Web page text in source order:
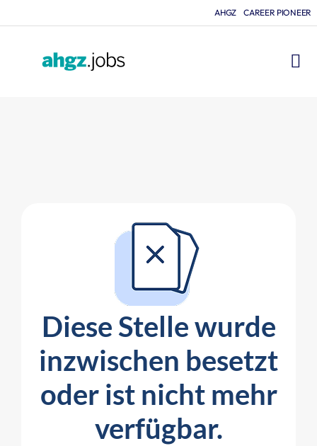
AHGZ CAREER PIONEER
Diese Stelle wurde
inzwischen besetzt
oder ist nicht mehr
verfügbar.